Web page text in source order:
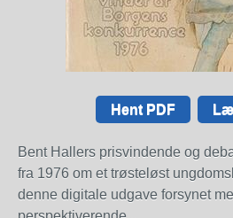
Hent PDF
Bent Hallers prisvindende og
fra 1976 om et trøsteløst
denne digitale udgave forsynet